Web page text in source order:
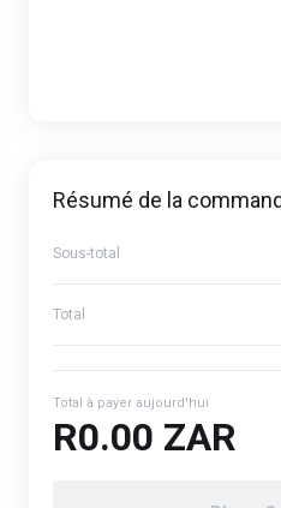
Résumé de la
Sous-total
Total
Total à payer aujourd'hui
R0.00 ZAR